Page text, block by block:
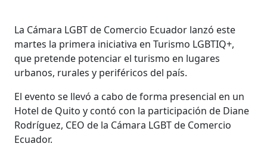
La Cámara LGBT de Comercio Ecuador lanzó este
martes la primera iniciativa en Turismo LGBTIQ+,
que pretende potenciar el turismo en lugares
urbanos, rurales y periféricos del país.
El evento se llevó a cabo de forma presencial en un
Hotel de Quito y contó con la participación de Diane
Rodríguez, CEO de la Cámara LGBT de Comercio
Ecuador.